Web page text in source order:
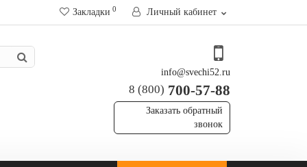
Закладки 0 Личный кабинет
info@svechi52.ru
8 (800) 700-57-88
Заказать обратный
звонок